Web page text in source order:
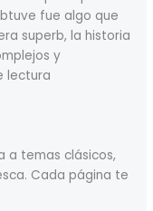
fue algo que
superb, la historia
y
lectura
a temas clásicos,
Cada página te